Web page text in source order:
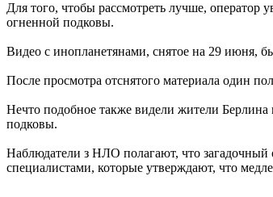
Для того, чтобы рассмотреть лучше, оператор
огненной подковы.
Видео с инопланетянами, снятое на 29 июня,
После просмотра отснятого материала один
Нечто подобное также видели жители
подковы.
Наблюдатели з НЛО полагают, что загадочный
специалистами, которые утверждают, что